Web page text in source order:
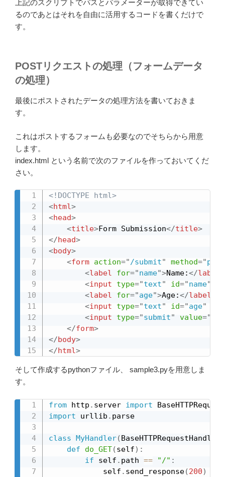
上記のスクリプトでパスとパラメーターが取得できてい
るのであとはそれを自由に活用するコードを書くだけで
す。
POSTリクエストの処理（フォームデータ
の処理）
最後にポストされたデータの処理方法を書いておきま
す。
これはポストするフォームも必要なのでそちらから用意
します。
index.html という名前で次のファイルを作っておいてくだ
さい。
<!DOCTYPE html>
<html>
<head>
<title>Form Submission</title>
</head>
<body>
<form action="/submit" method="post
<label for="name">Name:</label
<input type="text" id="name"
<label for="age">Age:</label
<input type="text" id="age"
<input type="submit" value="
</form>
</body>
</html>
そして作成するpythonファイル、 sample3.pyを用意しま
す。
from http . server import
import urllib . parse
class MyHandler(BaseHTTPRequestHandler
def
do_GET(self) :
if self . path == "/" :
            self
. send_response(200)